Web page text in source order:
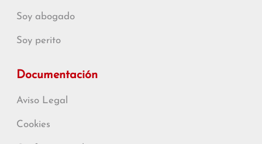
Soy abogado
Soy perito
Documentación
Aviso Legal
Cookies